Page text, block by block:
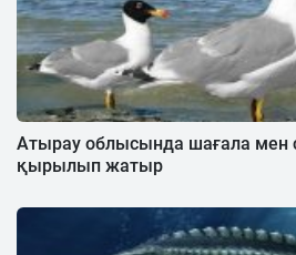
Атырау облысында шағала мен
қырылып жатыр